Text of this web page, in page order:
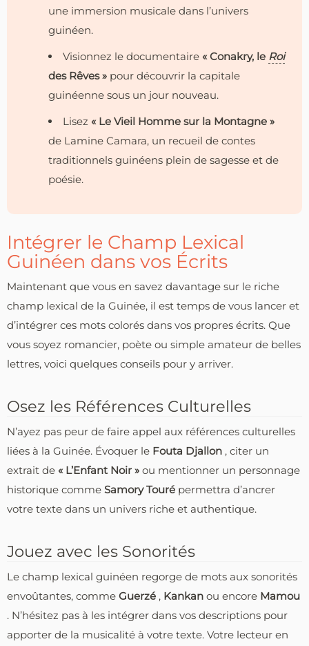
une immersion musicale dans l’univers
guinéen.
Visionnez le documentaire « Conakry, le Roi
des Rêves » pour découvrir la capitale
guinéenne sous un jour nouveau.
Lisez « Le Vieil Homme sur la Montagne »
de Lamine Camara, un recueil de contes
traditionnels guinéens plein de sagesse et de
poésie.
Intégrer le Champ Lexical
Guinéen dans vos Écrits
Maintenant que vous en savez davantage sur le riche
champ lexical de la Guinée, il est temps de vous lancer et
d’intégrer ces mots colorés dans vos propres écrits. Que
vous soyez romancier, poète ou simple amateur de belles
lettres, voici quelques conseils pour y arriver.
Osez les Références Culturelles
N’ayez pas peur de faire appel aux références culturelles
liées à la Guinée. Évoquer le Fouta Djallon , citer un
extrait de « L’Enfant Noir » ou mentionner un personnage
historique comme Samory Touré permettra d’ancrer
votre texte dans un univers riche et authentique.
Jouez avec les Sonorités
Le champ lexical guinéen regorge de mots aux sonorités
envoûtantes, comme Guerzé , Kankan ou encore Mamou
. N’hésitez pas à les intégrer dans vos descriptions pour
apporter de la musicalité à votre texte. Votre lecteur en